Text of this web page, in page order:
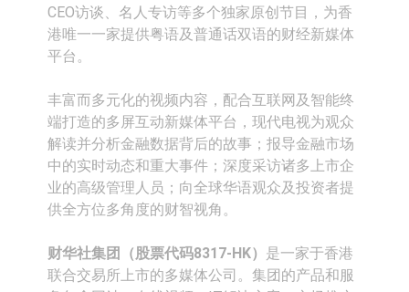
时停牌
业股票型证券投资基金临时停牌
【异动股】港股跌幅榜前十，卡森国
际(00496.HK)跌22.40%，九福来
【异动股】港股涨幅榜前十，拿森科
(02286.HK)涨+64.91%
100%
【异动股】焦炭Ⅲ板块下挫，陕西黑
猫(601015.CN)跌8.38%
浙江证监局对财通证券股份有限公司
采取出具警示函措施
山金国际：港股上市工作正常推进中
CEO访谈、名人专访等多个独家原创节目，为香
港唯一一家提供粤语及普通话双语的财经新媒体
平台。
丰富而多元化的视频内容，配合互联网及智能终
端打造的多屏互动新媒体平台，现代电视为观众
解读并分析金融数据背后的故事；报导金融市场
中的实时动态和重大事件；深度采访诸多上市企
业的高级管理人员；向全球华语观众及投资者提
供全方位多角度的财智视角。
财华社集团（股票代码8317-HK） 是一家于香港
联合交易所上市的多媒体公司。集团的产品和服